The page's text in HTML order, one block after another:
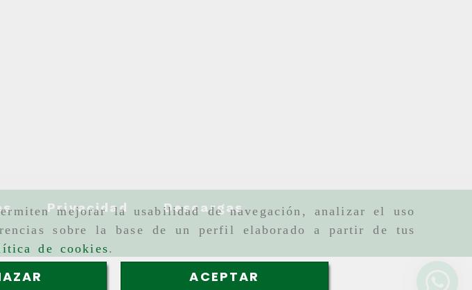
mejorar la usabilidad de navegación, analizar el uso
sobre la base de un perfil elaborado a partir de tus
de cookies.
ACEPTAR
Privacidad Descargas